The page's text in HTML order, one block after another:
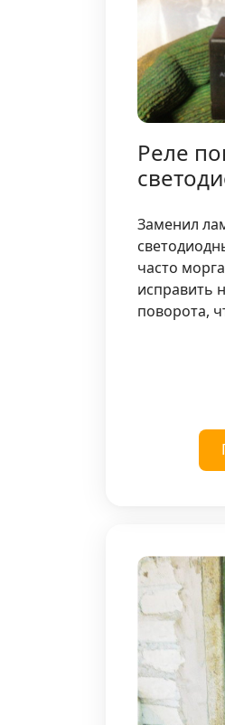
Реле
Заменил
часто
исправить
поворота,